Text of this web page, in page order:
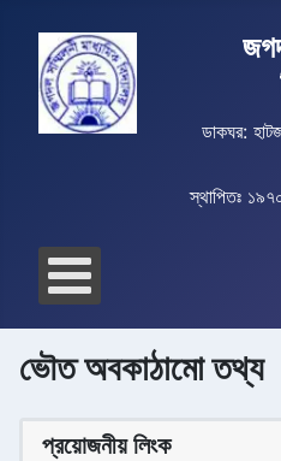
জগদল
ডাকঘর:
স্থাপিতঃ ১৯৭০
ভৌত অবকাঠামো তথ্য
প্রয়োজনীয় লিংক